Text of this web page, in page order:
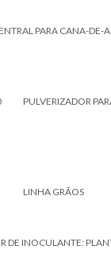
PARA CANA-DE-
PULVERIZADOR
LINHA GRÃOS
DE INOCULANTE: